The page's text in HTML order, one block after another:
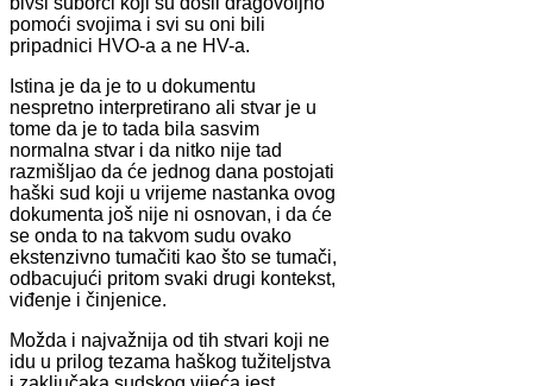
pomoći svojima i svi su oni bili
pripadnici HVO-a a ne HV-a.
Istina je da je to u dokumentu
nespretno interpretirano ali stvar je u
tome da je to tada bila sasvim
normalna stvar i da nitko nije tad
razmišljao da će jednog dana postojati
haški sud koji u vrijeme nastanka ovog
dokumenta još nije ni osnovan, i da će
se onda to na takvom sudu ovako
ekstenzivno tumačiti kao što se tumači,
odbacujući pritom svaki drugi kontekst,
viđenje i činjenice.
Možda i najvažnija od tih stvari koji ne
idu u prilog tezama haškog tužiteljstva